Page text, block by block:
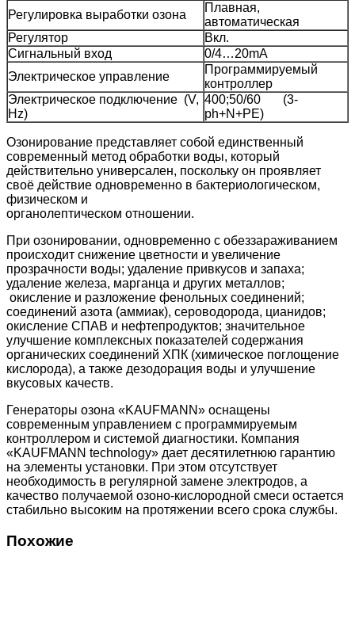
Регулировка выработки озона
Плавная,
автоматическая
Регулятор
Вкл.
Сигнальный вход
0/4…20mA
Электрическое управление
Программируемый
контроллер
Электрическое подключение (V,
Hz)
400;50/60 (3-
ph+N+PE)
Озонирование представляет собой единственный
современный метод обработки воды, который
действительно универсален, поскольку он проявляет
своё действие одновременно в бактериологическом,
физическом и
органолептическом отношении.
При озонировании, одновременно с обеззараживанием
происходит снижение цветности и увеличение
прозрачности воды; удаление привкусов и запаха;
удаление железа, марганца и других металлов;
окисление и разложение фенольных соединений;
соединений азота (аммиак), сероводорода, цианидов;
окисление СПАВ и нефтепродуктов; значительное
улучшение комплексных показателей содержания
органических соединений ХПК (химическое поглощение
кислорода), а также дезодорация воды и улучшение
вкусовых качеств.
Генераторы озона «KAUFMANN» оснащены
современным управлением с программируемым
контроллером и системой диагностики. Компания
«KAUFMANN technology» дает десятилетнюю гарантию
на элементы установки. При этом отсутствует
необходимость в регулярной замене электродов, а
качество получаемой озоно-кислородной смеси остается
стабильно высоким на протяжении всего срока службы.
Похожие